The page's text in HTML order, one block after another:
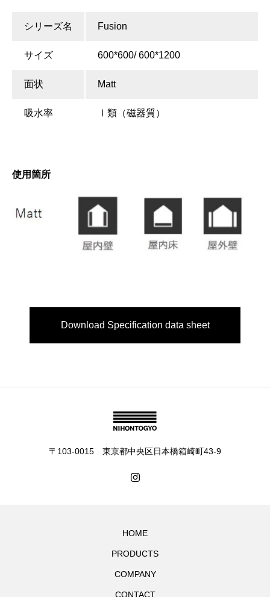
シリーズ名 Fusion
サイズ 600*600/ 600*1200
面状 Matt
吸水率 Ⅰ類（磁器質）
使用箇所
Download Specification data sheet
〒103-0015 東京都中央区日本橋箱崎町43-9
HOME
PRODUCTS
COMPANY
CONTACT